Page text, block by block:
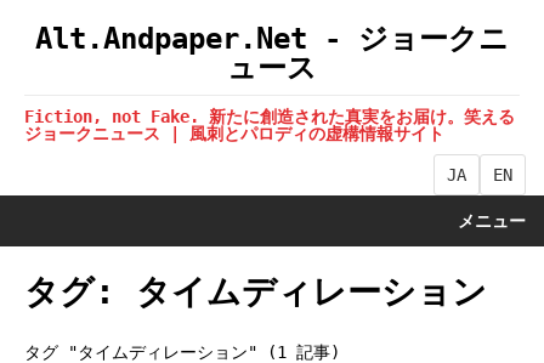
Alt.Andpaper.Net - ジョークニ
ュース
Fiction, not Fake. 新たに創造された真実をお届け。笑える
ジョークニュース | 風刺とパロディの虚構情報サイト
JA EN
メニュー
タグ: タイムディレーション
タグ "タイムディレーション" (1 記事)